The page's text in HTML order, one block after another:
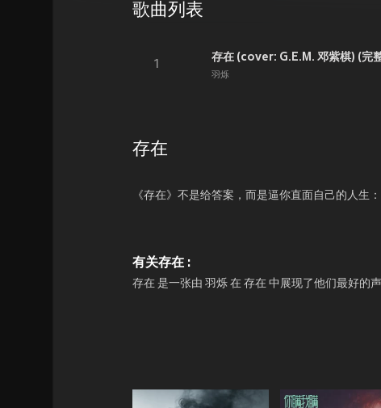
歌曲列表
1
存在 (cover: G.E.M. 邓紫棋) (完
羽烁
存在
《存在》不是给答案，而是逼你直面自己的人生
有关存在 :
存在 是一张由 羽烁 在 存在 中展现了他们最好的